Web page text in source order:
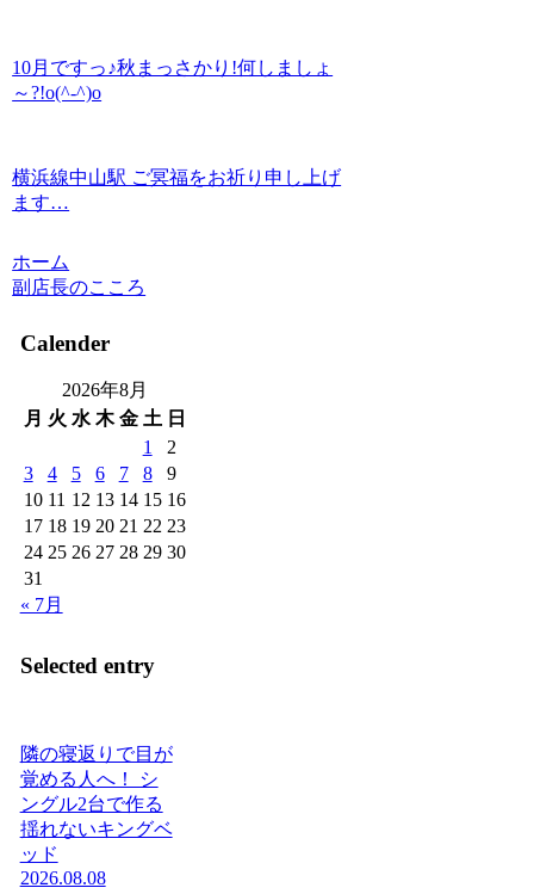
10月ですっ♪秋まっさかり!何しましょ
～?!o(^-^)o
横浜線中山駅 ご冥福をお祈り申し上げ
ます…
ホーム
副店長のこころ
Calender
2026年8月
月 火 水 木 金 土 日
1
2
3
4 5 6 7 8
9
10 11 12 13 14 15 16
17 18 19 20 21 22 23
24 25 26 27 28 29 30
31
« 7月
Selected entry
隣の寝返りで目が
覚める人へ！ シ
ングル2台で作る
揺れないキングベ
ッド
2026.08.08